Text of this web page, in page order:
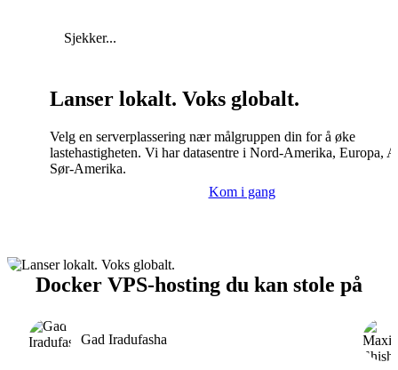
Sjekker...
Lanser lokalt. Voks globalt.
Velg en serverplassering nær målgruppen din for å øke
lastehastigheten. Vi har datasentre i Nord-Amerika, Europa,
Sør-Amerika.
Kom i gang
Docker VPS-hosting du kan stole på
Gad Iradufasha